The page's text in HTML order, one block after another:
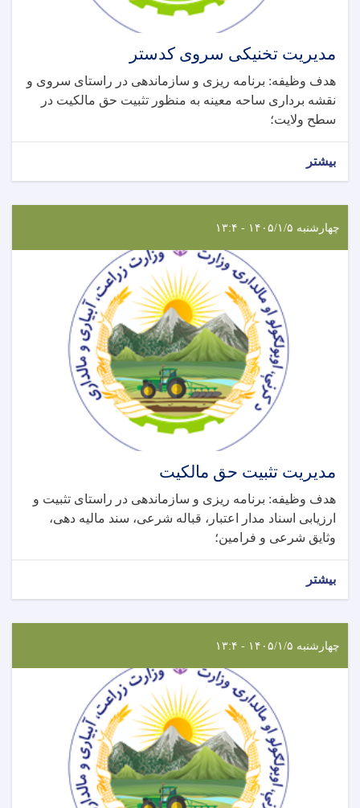
مدیریت تخنیکی سروی کدستر
هدف وظیفه: برنامه ریزی و سازماندهی در راستای سروی و
نقشه برداری ساحه معینه به منظور تثبیت حق مالکیت در
سطح ولایت؛
بیشتر
چهارشنبه ۱۴۰۵/۱/۵ - ۱۳:۴
مدیریت تثبیت حق مالکیت
هدف وظیفه: برنامه ریزی و سازماندهی در راستای تثبیت و
ارزیابی اسناد مدار اعتبار، قباله شرعی، سند مالیه دهی،
وثایق شرعی و فرامین؛
بیشتر
چهارشنبه ۱۴۰۵/۱/۵ - ۱۳:۴